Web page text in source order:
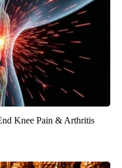
Knee Pain & Arthritis